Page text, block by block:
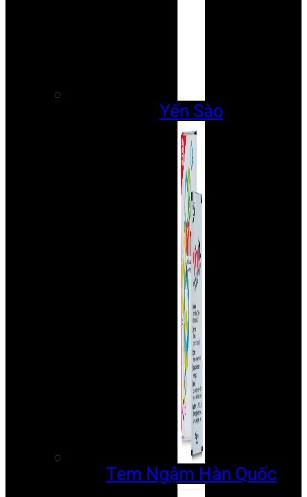
Yến Sào
Tem Ngậm Hàn Quốc